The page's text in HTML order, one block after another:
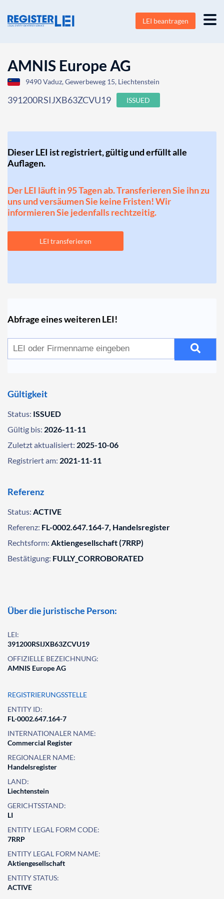
LEI beantragen
AMNIS Europe AG
9490 Vaduz, Gewerbeweg 15, Liechtenstein
391200RSIJXB63ZCVU19 ISSUED
Dieser LEI ist registriert, gültig und erfüllt alle
Auflagen.
Der LEI läuft in 95 Tagen ab. Transferieren Sie ihn zu
uns und versäumen Sie keine Fristen! Wir
informieren Sie jedenfalls rechtzeitig.
LEI transferieren
Abfrage eines weiteren LEI!
Gültigkeit
Status: ISSUED
Gültig bis: 2026-11-11
Zuletzt aktualisiert: 2025-10-06
Registriert am: 2021-11-11
Referenz
Status: ACTIVE
Referenz: FL-0002.647.164-7, Handelsregister
Rechtsform: Aktiengesellschaft (7RRP)
Bestätigung: FULLY_CORROBORATED
Über die juristische Person:
LEI:
391200RSIJXB63ZCVU19
OFFIZIELLE BEZEICHNUNG:
AMNIS Europe AG
REGISTRIERUNGSSTELLE
ENTITY ID:
FL-0002.647.164-7
INTERNATIONALER NAME:
Commercial Register
REGIONALER NAME:
Handelsregister
LAND:
Liechtenstein
GERICHTSSTAND:
LI
ENTITY LEGAL FORM CODE:
7RRP
ENTITY LEGAL FORM NAME:
Aktiengesellschaft
ENTITY STATUS:
ACTIVE